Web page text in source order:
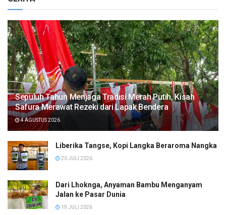
Sepuluh Tahun Menjaga Tradisi Merah Putih, Kisah
Safura Merawat Rezeki dari Lapak Bendera
4 AGUSTUS 2026
Liberika Tangse, Kopi Langka Beraroma Nangka
20 JULI 2026
Dari Lhoknga, Anyaman Bambu Menganyam
Jalan ke Pasar Dunia
19 JULI 2026